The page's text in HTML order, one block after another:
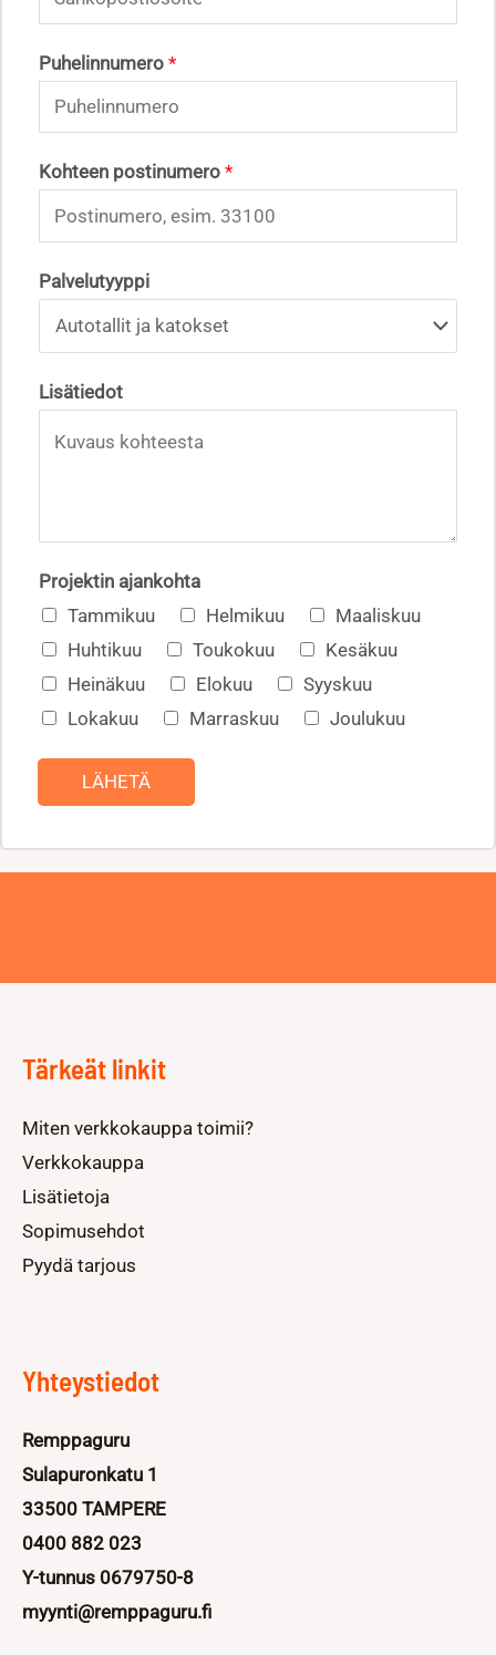
Puhelinnumero *
Kohteen postinumero *
Palvelutyyppi
Lisätiedot
Projektin ajankohta
Tammikuu
Helmikuu
Maaliskuu
Huhtikuu
Toukokuu
Kesäkuu
Heinäkuu
Elokuu
Syyskuu
Lokakuu
Marraskuu Joulukuu
LÄHETÄ
Tärkeät linkit
Miten verkkokauppa toimii?
Verkkokauppa
Lisätietoja
Sopimusehdot
Pyydä tarjous
Yhteystiedot
Remppaguru
Sulapuronkatu 1
33500 TAMPERE
0400 882 023
Y-tunnus 0679750-8
myynti@remppaguru.fi